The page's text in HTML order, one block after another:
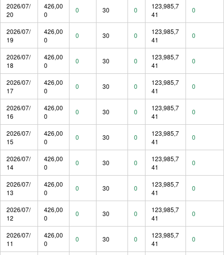
2026/07/
20
426,00
0
0 30 0
123,985,7
41
0
2026/07/
19
426,00
0
0 30 0
123,985,7
41
0
2026/07/
18
426,00
0
0 30 0
123,985,7
41
0
2026/07/
17
426,00
0
0 30 0
123,985,7
41
0
2026/07/
16
426,00
0
0 30 0
123,985,7
41
0
2026/07/
15
426,00
0
0 30 0
123,985,7
41
0
2026/07/
14
426,00
0
0 30 0
123,985,7
41
0
2026/07/
13
426,00
0
0 30 0
123,985,7
41
0
2026/07/
12
426,00
0
0 30 0
123,985,7
41
0
2026/07/
11
426,00
0
0 30 0
123,985,7
41
0